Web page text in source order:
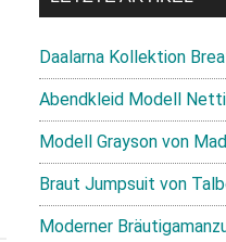
Daalarna Kollektion
Abendkleid Modell
Modell Grayson von
Braut Jumpsuit von
Moderner